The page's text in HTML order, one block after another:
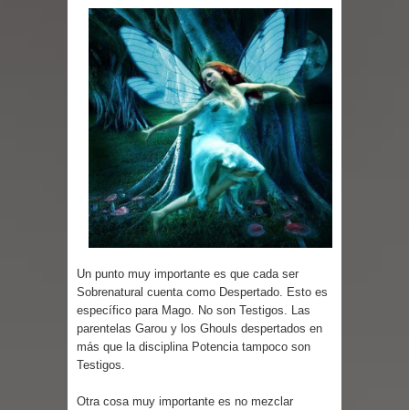
Un punto muy importante es que cada ser
Sobrenatural cuenta como Despertado. Esto es
específico para Mago. No son Testigos. Las
parentelas Garou y los Ghouls despertados en
más que la disciplina Potencia tampoco son
Testigos.
Otra cosa muy importante es no mezclar